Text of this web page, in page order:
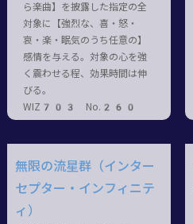
ら楽曲】を披露した指定の全
対象に【強烈な、喜・怒・
哀・楽・眠気のうち任意の】
感情を与える。対象の心を強
く震わせる程、効果時間は伸
びる。
WIZ703 No.260
無限の流星群（インター
セプター・インフィニテ
ィ）